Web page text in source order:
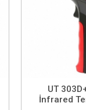
UT
İnfrared